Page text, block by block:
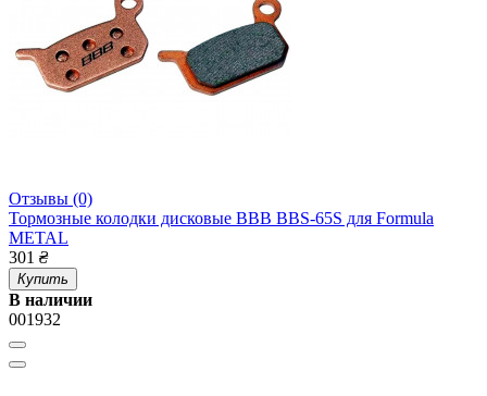
Отзывы (0)
Тормозные колодки дисковые BBB BBS-65S для Formula
METAL
301 ₴
Купить
В наличии
001932